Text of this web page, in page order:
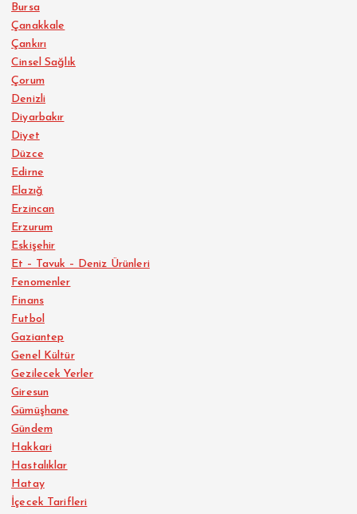
Bursa
Çanakkale
Çankırı
Cinsel Sağlık
Çorum
Denizli
Diyarbakır
Diyet
Düzce
Edirne
Elazığ
Erzincan
Erzurum
Eskişehir
Et – Tavuk – Deniz Ürünleri
Fenomenler
Finans
Futbol
Gaziantep
Genel Kültür
Gezilecek Yerler
Giresun
Gümüşhane
Gündem
Hakkari
Hastalıklar
Hatay
İçecek Tarifleri